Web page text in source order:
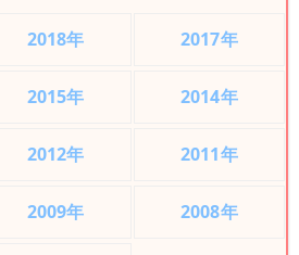
2018年 2017年
2015年 2014年
2012年 2011年
2009年 2008年